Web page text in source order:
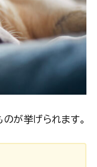
が挙げられます。